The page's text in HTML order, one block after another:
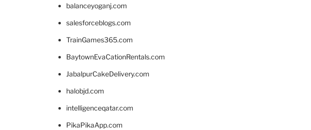
balanceyoganj.com
salesforceblogs.com
TrainGames365.com
BaytownEvaCationRentals.com
JabalpurCakeDelivery.com
halobjd.com
intelligenceqatar.com
PikaPikaApp.com